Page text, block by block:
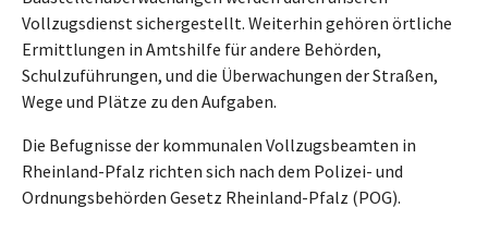
Vollzugsdienst sichergestellt. Weiterhin gehören örtliche
Ermittlungen in Amtshilfe für andere Behörden,
Schulzuführungen, und die Überwachungen der Straßen,
Wege und Plätze zu den Aufgaben.
Die Befugnisse der kommunalen Vollzugsbeamten in
Rheinland-Pfalz richten sich nach dem Polizei- und
Ordnungsbehörden Gesetz Rheinland-Pfalz (POG).